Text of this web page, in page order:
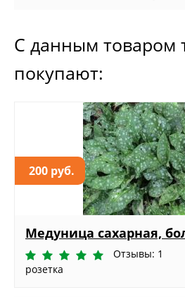
С данным товаром
покупают:
200 руб.
Медуница сахарная,
Отзывы: 1
розетка